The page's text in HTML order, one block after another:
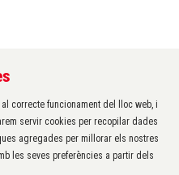
Palafrugell
correcte funcionament del lloc web, i
servir cookies per recopilar dades
agregades per millorar els nostres
les seves preferències a partir dels